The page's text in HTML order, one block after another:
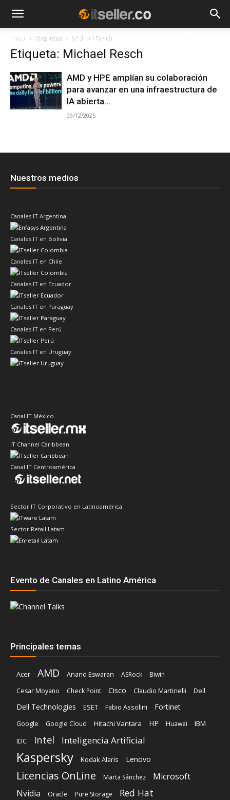
NOTICIAS TENDENCIAS
Inicio Etiquetas Michael Resch
Etiqueta: Michael Resch
AMD y HPE amplían su colaboración
para avanzar en una infraestructura de
IA abierta...
09/12/2025
Nuestros medios
Canales IT Argentina
Canales IT en Bolivia
Canales IT en Chile
Canales IT en Ecuador
Canales IT en Paraguay
Canales IT en Perú
Canales IT en Uruguay
Canal IT México
IT Channel Caribbean
Canal IT Centroamérica
Sector IT Corporativo en Latinoamérica
Sector Retail Latam
Evento de Canales en Latino América
Principales temas
Acer AMD Anand Eswaran ASRock
Biwin
Cesar Moyano
Check Point Cisco Claudio Martinelli Dell
Dell Technologies ESET Fabio Assolini Fortinet
Google Google Cloud Hitachi Vantara HP Huawei IBM
IDC Intel Inteligencia Artificial
Kaspersky Kodak Alaris Lenovo
Licencias OnLine Marta Sánchez
Microsoft
Nvidia
Oracle Pure Storage Red Hat